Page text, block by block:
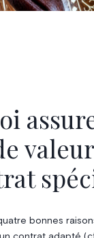
bonnes